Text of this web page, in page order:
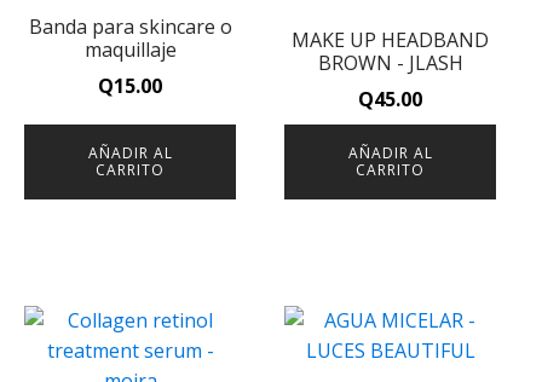
Banda para skincare o
maquillaje
Q15.00
AÑADIR AL
CARRITO
MAKE UP HEADBAND
BROWN - JLASH
Q45.00
AÑADIR AL
CARRITO